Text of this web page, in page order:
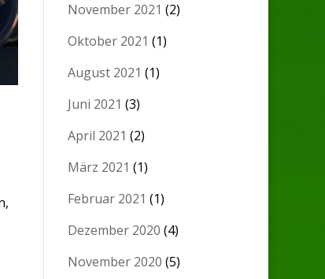
November 2021 (2)
Oktober 2021 (1)
August 2021 (1)
Juni 2021 (3)
April 2021 (2)
März 2021 (1)
Februar 2021 (1)
Dezember 2020 (4)
November 2020 (5)